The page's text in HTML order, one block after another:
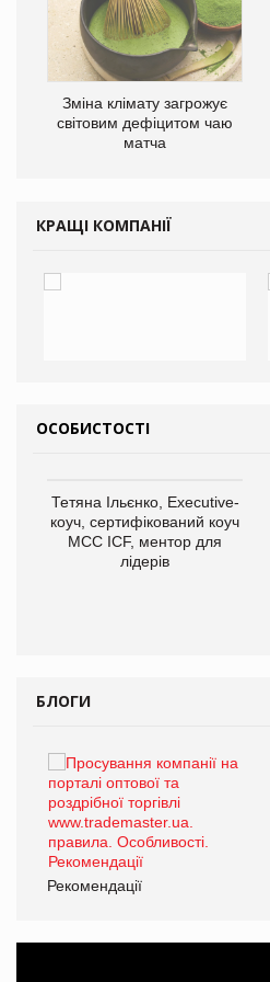
Зміна клімату загрожує
світовим дефіцитом чаю
матча
КРАЩІ КОМПАНІЇ
ОСОБИСТОСТІ
Тетяна Ільєнко, Executive-
коуч, сертифікований коуч
МСС ICF, ментор для
лідерів
БЛОГИ
Рекомендації